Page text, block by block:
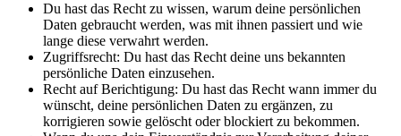
Du hast das Recht zu wissen, warum deine persönlichen
Daten gebraucht werden, was mit ihnen passiert und wie
lange diese verwahrt werden.
Zugriffsrecht: Du hast das Recht deine uns bekannten
persönliche Daten einzusehen.
Recht auf Berichtigung: Du hast das Recht wann immer du
wünscht, deine persönlichen Daten zu ergänzen, zu
korrigieren sowie gelöscht oder blockiert zu bekommen.